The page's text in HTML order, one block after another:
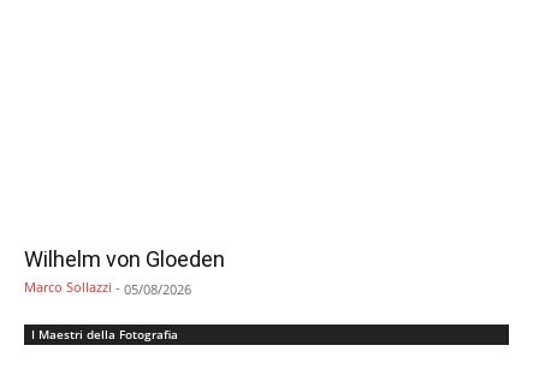
Wilhelm von Gloeden
Marco Sollazzi - 05/08/2026
I Maestri della Fotografia